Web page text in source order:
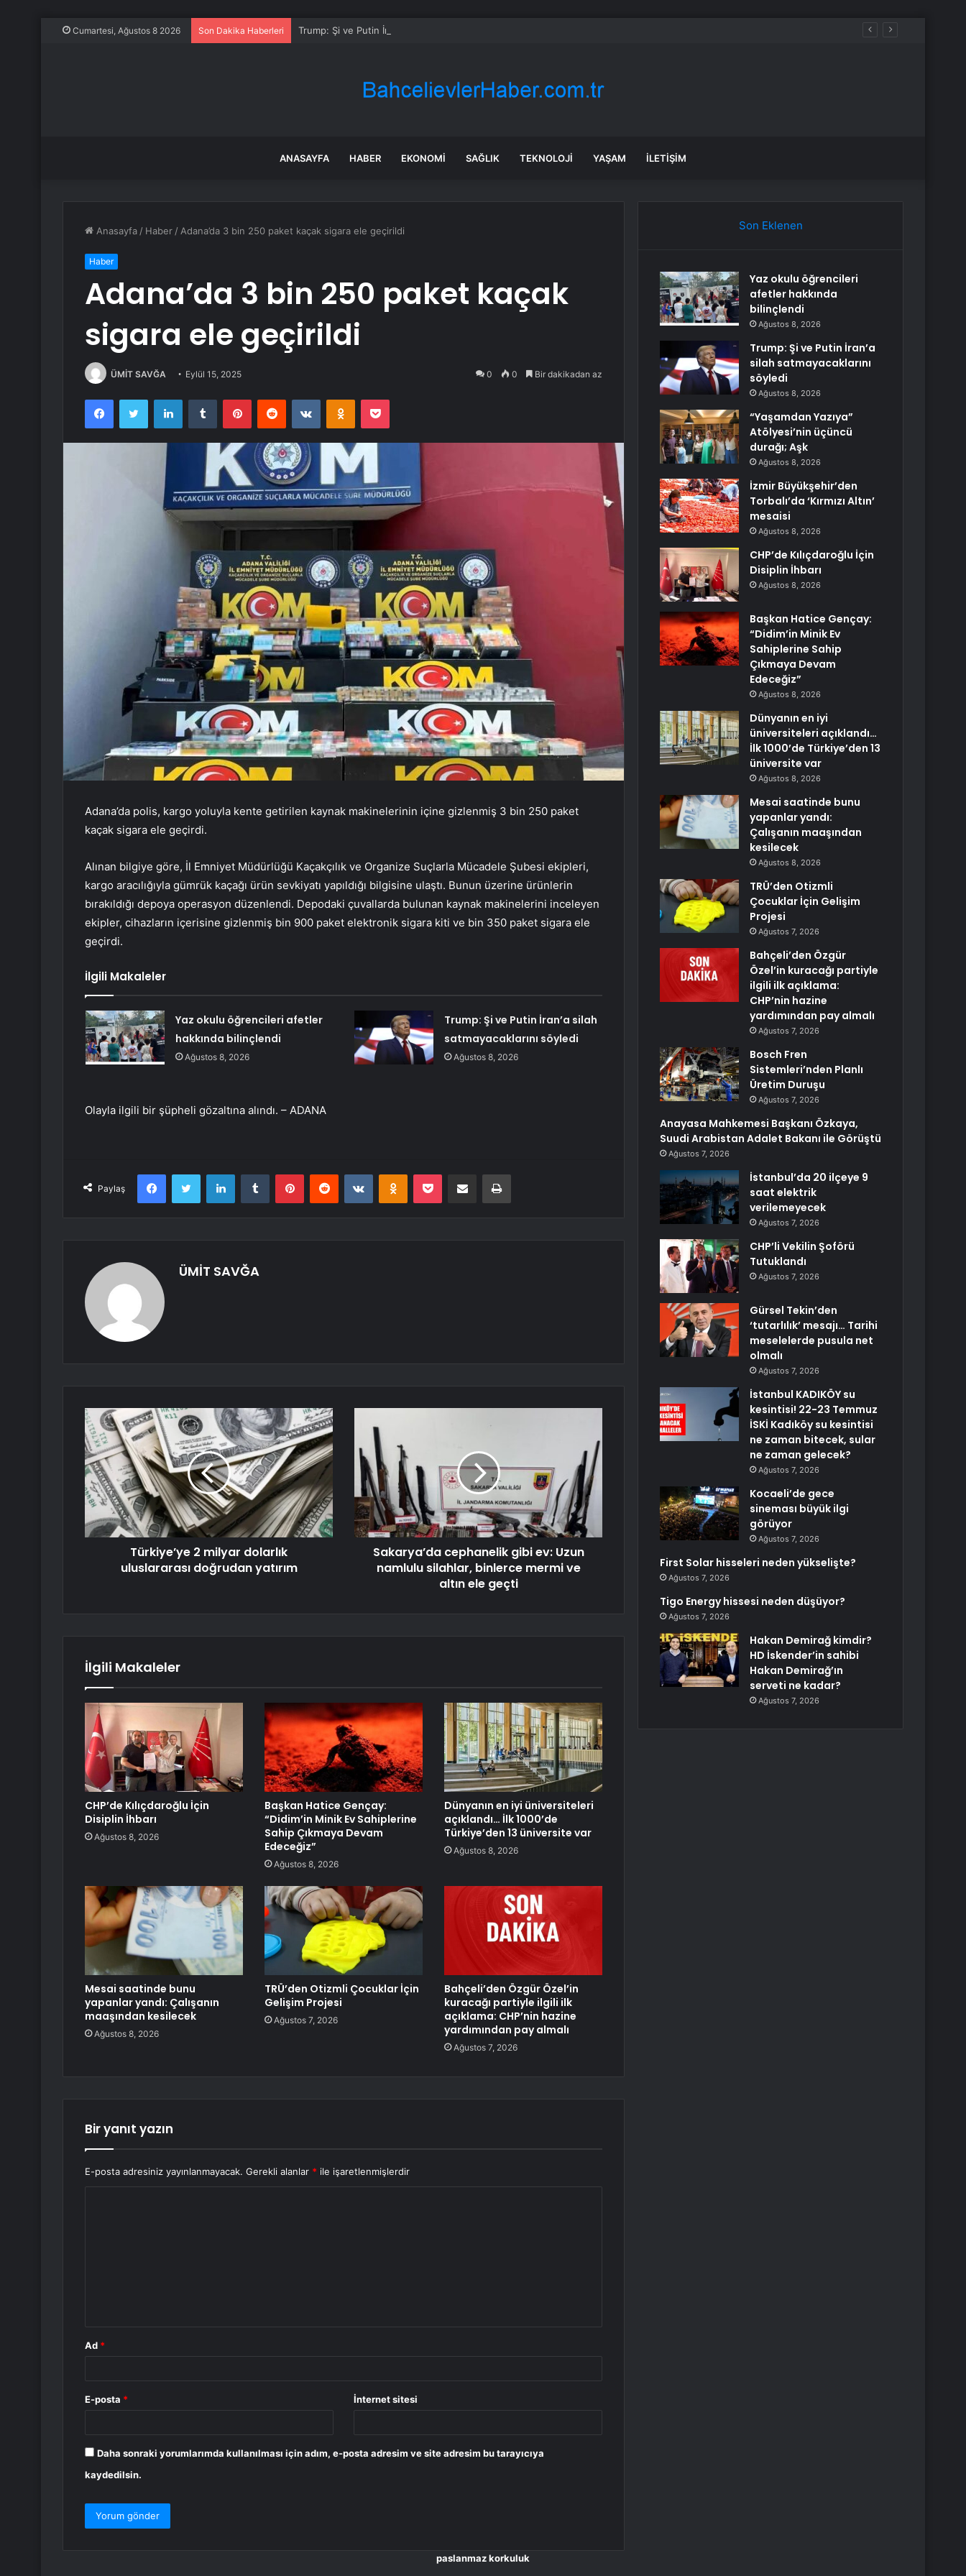
Cumartesi, Ağustos 8 2026 Son Dakika Haberleri Trump: Şi ve Putin İran’a silah satmayacaklarını söyledi
ANASAYFA HABER EKONOMI SAĞLIK TEKNOLOJI YAŞAM İLETIŞIM
Anasayfa / Haber / Adana’da 3 bin 250 paket kaçak sigara ele geçirildi
Haber
Adana’da 3 bin 250 paket kaçak
sigara ele geçirildi
ÜMİT SAVĞA Eylül 15, 2025 0 0 Bir dakikadan az
FacebookTwitter LinkedInTumblr PinterestReddit VKontakteOdnoklassniki
Pocket
Adana’da polis, kargo yoluyla kente getirilen kaynak makinelerinin içine gizlenmiş 3 bin 250 paket
kaçak sigara ele geçirdi.
Alınan bilgiye göre, İl Emniyet Müdürlüğü Kaçakçılık ve Organize Suçlarla Mücadele Şubesi ekipleri,
kargo aracılığıyla gümrük kaçağı ürün sevkiyatı yapıldığı bilgisine ulaştı. Bunun üzerine ürünlerin
bırakıldığı depoya operasyon düzenlendi. Depodaki çuvallarda bulunan kaynak makinelerini inceleyen
ekipler, cihazların içerisine gizlenmiş bin 900 paket elektronik sigara kiti ve bin 350 paket sigara ele
geçirdi.
İlgili Makaleler
Yaz okulu öğrencileri afetler
hakkında bilinçlendi
Ağustos 8, 2026
Trump: Şi ve Putin İran’a silah
satmayacaklarını söyledi
Ağustos 8, 2026
Olayla ilgili bir şüpheli gözaltına alındı. – ADANA
Paylaş
FacebookTwitter LinkedInTumblr PinterestReddit VKontakteOdnoklassniki
Pocket E-Posta ile paylaş Yazdır
ÜMİT SAVĞA
Türkiye’ye 2 milyar dolarlık
uluslararası doğrudan yatırım
Sakarya’da cephanelik gibi ev: Uzun
namlulu silahlar, binlerce mermi ve
altın ele geçti
İlgili Makaleler
CHP’de Kılıçdaroğlu İçin
Disiplin İhbarı
Ağustos 8, 2026
Başkan Hatice Gençay:
“Didim’in Minik Ev Sahiplerine
Sahip Çıkmaya Devam
Edeceğiz”
Ağustos 8, 2026
Dünyanın en iyi üniversiteleri
açıklandı… İlk 1000’de
Türkiye’den 13 üniversite var
Ağustos 8, 2026
Mesai saatinde bunu
yapanlar yandı: Çalışanın
maaşından kesilecek
Ağustos 8, 2026
TRÜ’den Otizmli Çocuklar İçin
Gelişim Projesi
Ağustos 7, 2026
Bahçeli’den Özgür Özel’in
kuracağı partiyle ilgili ilk
açıklama: CHP’nin hazine
yardımından pay almalı
Ağustos 7, 2026
Bir yanıt yazın
E-posta adresiniz yayınlanmayacak. Gerekli alanlar * ile işaretlenmişlerdir
Ad *
E-posta * İnternet sitesi
Daha sonraki yorumlarımda kullanılması için adım, e-posta adresim ve site adresim bu tarayıcıya
kaydedilsin.
Son Eklenen
Yaz okulu öğrencileri
afetler hakkında
bilinçlendi
Ağustos 8, 2026
Trump: Şi ve Putin İran’a
silah satmayacaklarını
söyledi
Ağustos 8, 2026
“Yaşamdan Yazıya”
Atölyesi’nin üçüncü
durağı; Aşk
Ağustos 8, 2026
İzmir Büyükşehir’den
Torbalı’da ‘Kırmızı Altın’
mesaisi
Ağustos 8, 2026
CHP’de Kılıçdaroğlu İçin
Disiplin İhbarı
Ağustos 8, 2026
Başkan Hatice Gençay:
“Didim’in Minik Ev
Sahiplerine Sahip
Çıkmaya Devam
Edeceğiz”
Ağustos 8, 2026
Dünyanın en iyi
üniversiteleri açıklandı…
İlk 1000’de Türkiye’den 13
üniversite var
Ağustos 8, 2026
Mesai saatinde bunu
yapanlar yandı:
Çalışanın maaşından
kesilecek
Ağustos 8, 2026
TRÜ’den Otizmli
Çocuklar İçin Gelişim
Projesi
Ağustos 7, 2026
Bahçeli’den Özgür
Özel’in kuracağı partiyle
ilgili ilk açıklama:
CHP’nin hazine
yardımından pay almalı
Ağustos 7, 2026
Bosch Fren
Sistemleri’nden Planlı
Üretim Duruşu
Ağustos 7, 2026
Anayasa Mahkemesi Başkanı Özkaya,
Suudi Arabistan Adalet Bakanı ile Görüştü
Ağustos 7, 2026
İstanbul’da 20 ilçeye 9
saat elektrik
verilemeyecek
Ağustos 7, 2026
CHP’li Vekilin Şoförü
Tutuklandı
Ağustos 7, 2026
Gürsel Tekin’den
‘tutarlılık’ mesajı… Tarihi
meselelerde pusula net
olmalı
Ağustos 7, 2026
İstanbul KADIKÖY su
kesintisi! 22-23 Temmuz
İSKİ Kadıköy su kesintisi
ne zaman bitecek, sular
ne zaman gelecek?
Ağustos 7, 2026
Kocaeli’de gece
sineması büyük ilgi
görüyor
Ağustos 7, 2026
First Solar hisseleri neden yükselişte?
Ağustos 7, 2026
Tigo Energy hissesi neden düşüyor?
Ağustos 7, 2026
Hakan Demirağ kimdir?
HD İskender’in sahibi
Hakan Demirağ’ın
serveti ne kadar?
Ağustos 7, 2026
paslanmaz korkuluk